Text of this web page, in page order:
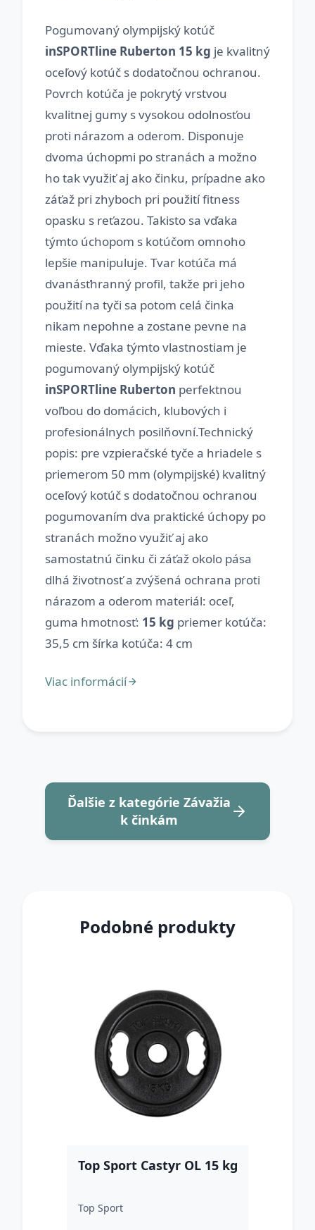
Pogumovaný olympijský kotúč
inSPORTline Ruberton 15 kg je kvalitný
oceľový kotúč s dodatočnou ochranou.
Povrch kotúča je pokrytý vrstvou
kvalitnej gumy s vysokou odolnosťou
proti nárazom a oderom. Disponuje
dvoma úchopmi po stranách a možno
ho tak využiť aj ako činku, prípadne ako
záťaž pri zhyboch pri použití fitness
opasku s reťazou. Takisto sa vďaka
týmto úchopom s kotúčom omnoho
lepšie manipuluje. Tvar kotúča má
dvanásťhranný profil, takže pri jeho
použití na tyči sa potom celá činka
nikam nepohne a zostane pevne na
mieste. Vďaka týmto vlastnostiam je
pogumovaný olympijský kotúč
inSPORTline Ruberton perfektnou
voľbou do domácich, klubových i
profesionálnych posilňovní.Technický
popis: pre vzpieračské tyče a hriadele s
priemerom 50 mm (olympijské) kvalitný
oceľový kotúč s dodatočnou ochranou
pogumovaním dva praktické úchopy po
stranách možno využiť aj ako
samostatnú činku či záťaž okolo pása
dlhá životnosť a zvýšená ochrana proti
nárazom a oderom materiál: oceľ,
guma hmotnosť: 15 kg priemer kotúča:
Ďalšie z kategórie Závažia
k činkám
Podobné produkty
Top Sport Castyr OL 15 kg
Top Sport